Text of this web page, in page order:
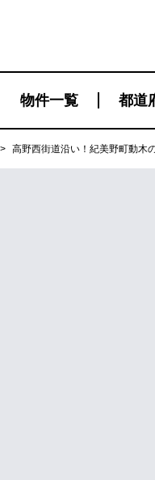
物件一覧 都道
> 高野西街道沿い！紀美野町動木